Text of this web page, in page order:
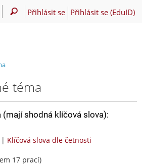
Přihlásit se Přihlásit se (EduID)
téma
(mají shodná klíčová slova):
| Klíčová slova dle četnosti
17 prací)